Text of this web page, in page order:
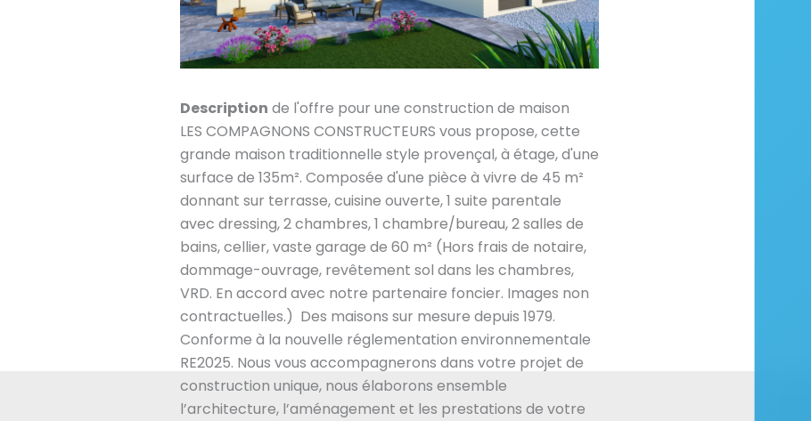
Description de l'offre pour une construction de maison
LES COMPAGNONS CONSTRUCTEURS vous propose, cette
grande maison traditionnelle style provençal, à étage, d'une
surface de 135m². Composée d'une pièce à vivre de 45 m²
donnant sur terrasse, cuisine ouverte, 1 suite parentale
avec dressing, 2 chambres, 1 chambre/bureau, 2 salles de
bains, cellier, vaste garage de 60 m² (Hors frais de notaire,
dommage-ouvrage, revêtement sol dans les chambres,
VRD. En accord avec notre partenaire foncier. Images non
contractuelles.) Des maisons sur mesure depuis 1979.
Conforme à la nouvelle réglementation environnementale
RE2025. Nous vous accompagnerons dans votre projet de
construction unique, nous élaborons ensemble
l’architecture, l’aménagement et les prestations de votre